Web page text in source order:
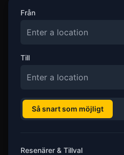
Från
Till
Så snart som möjligt
Resenärer & Tillval